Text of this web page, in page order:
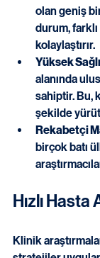
Geniş Hasta
olan geniş
durum,
kolaylaştırır.
Yüksek
alanında
sahiptir. Bu,
şekilde
Rekabetçi
Hızlı Hasta